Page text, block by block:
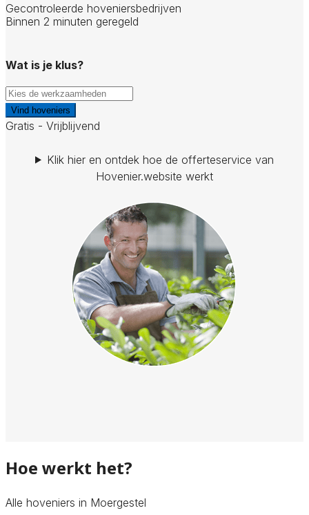
Gecontroleerde hoveniersbedrijven
Binnen 2 minuten geregeld
Wat is je klus?
Vind hoveniers
Gratis - Vrijblijvend
Klik hier en ontdek hoe de offerteservice van
Hovenier.website werkt
Hoe werkt het?
Alle hoveniers in Moergestel